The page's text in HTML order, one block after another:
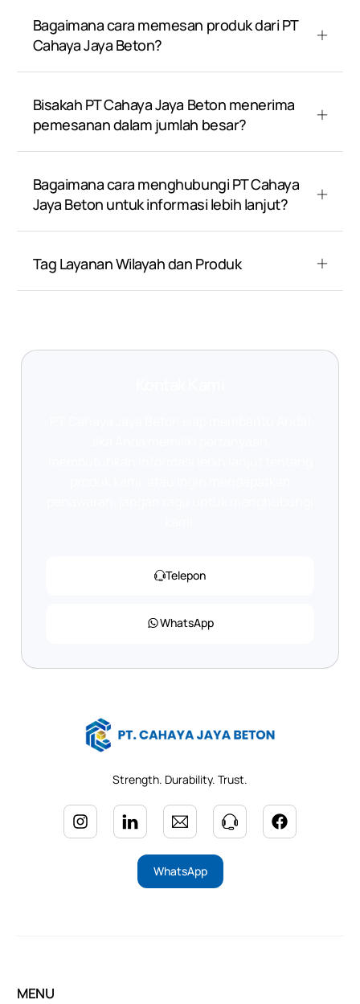
Bagaimana cara memesan produk dari PT
Cahaya Jaya Beton?
Bisakah PT Cahaya Jaya Beton menerima
pemesanan dalam jumlah besar?
Bagaimana cara menghubungi PT Cahaya
Jaya Beton untuk informasi lebih lanjut?
Tag Layanan Wilayah dan Produk
Telepon
WhatsApp
Strength. Durability. Trust.
WhatsApp
MENU